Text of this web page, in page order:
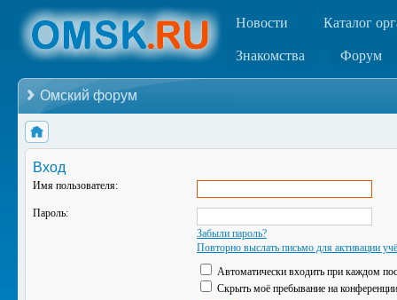
Новости Каталог
Знакомства Форум
Омский форум
Вход
Имя пользователя:
Пароль:
Забыли пароль?
Повторно выслать письмо для активации
Автоматически входить при каждом
Скрыть моё пребывание на